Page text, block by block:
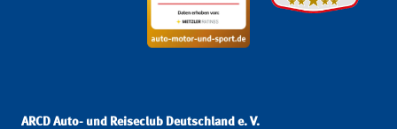
ARCD Auto- und Reiseclub Deutschland e. V.